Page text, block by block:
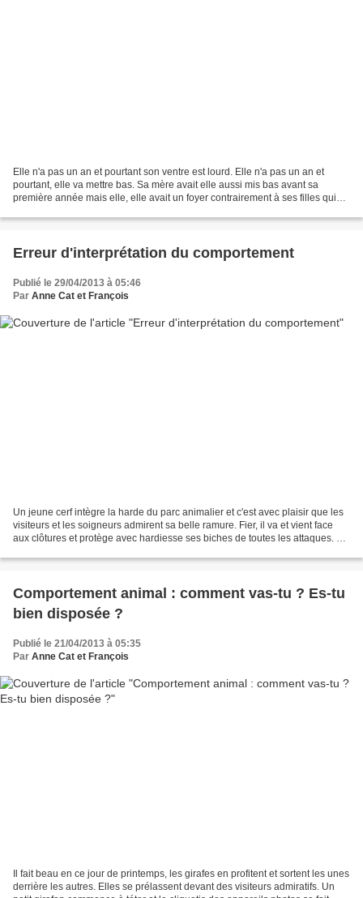
Elle n'a pas un an et pourtant son ventre est lourd. Elle n'a pas un an et
pourtant, elle va mettre bas. Sa mère avait elle aussi mis bas avant sa
première année mais elle, elle avait un foyer contrairement à ses filles qui
Erreur d'interprétation du comportement
Publié le 29/04/2013 à 05:46
Par Anne Cat et François
Un jeune cerf intègre la harde du parc animalier et c'est avec plaisir que les
visiteurs et les soigneurs admirent sa belle ramure. Fier, il va et vient face
aux clôtures et protège avec hardiesse ses biches de toutes les attaques. Le
Comportement animal : comment vas-tu ? Es-tu
bien disposée ?
Publié le 21/04/2013 à 05:35
Par Anne Cat et François
Il fait beau en ce jour de printemps, les girafes en profitent et sortent les unes
derrière les autres. Elles se prélassent devant des visiteurs admiratifs. Un